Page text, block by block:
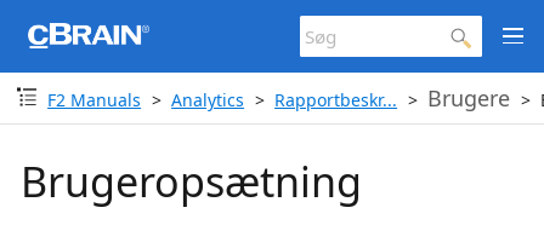
F2 Manuals Analytics Rapportbeskr... Brugere
Brugeropsætning